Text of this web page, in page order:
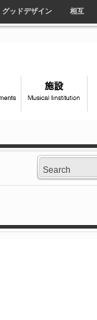
グッドデザイン 相互